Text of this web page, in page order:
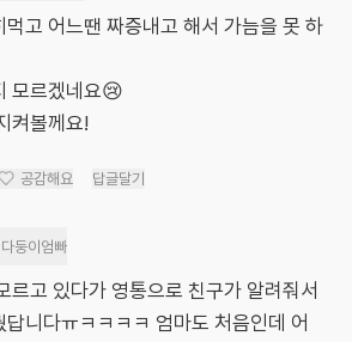
먹고 어느땐 짜증내고 해서 가늠을 못 하
모르겠네요😢
켜볼께요!
공감해요 답글달기
다둥이엄빠
르고 있다가 영통으로 친구가 알려줘서
니다ㅠㅋㅋㅋㅋ 엄마도 처음인데 어